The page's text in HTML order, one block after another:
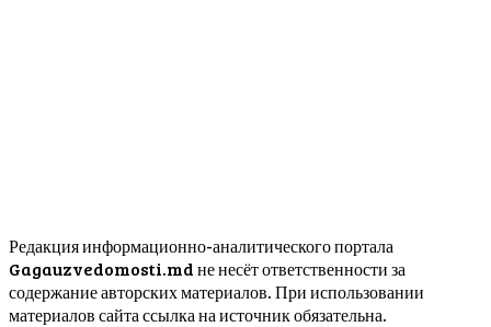
Редакция информационно-аналитического портала
Gagauzvedomosti.md не несёт ответственности за
содержание авторских материалов. При использовании
материалов сайта ссылка на источник обязательна.